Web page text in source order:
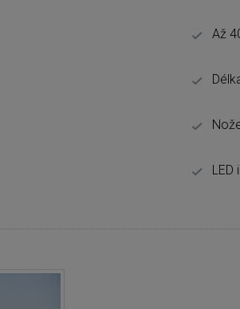
Až
LED